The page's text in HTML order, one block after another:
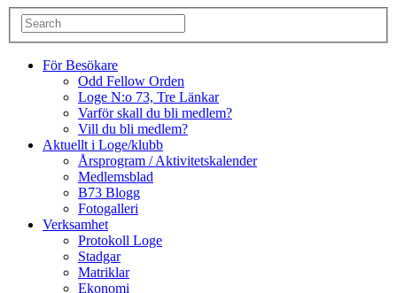
För Besökare
Odd Fellow Orden
Loge N:o 73, Tre Länkar
Varför skall du bli medlem?
Vill du bli medlem?
Aktuellt i Loge/klubb
Årsprogram / Aktivitetskalender
Medlemsblad
B73 Blogg
Fotogalleri
Verksamhet
Protokoll Loge
Stadgar
Matriklar
Ekonomi